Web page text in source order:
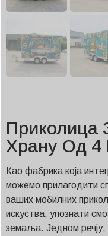
Приколица
Храну Од 4
Као фабрика која
можемо прилагодити
ваших мобилних
искуства, упознати
земаља. Једном речју,